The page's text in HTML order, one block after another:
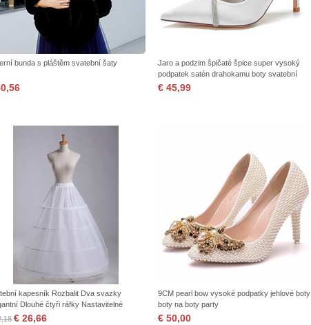
bunda s pláštěm svatební šaty
Jaro a podzim špičaté špice super vysoký
podpatek satén drahokamu boty svatební
družičky dámské boty
€ 45,99
kapesník Rozbalit Dva svazky
Dlouhé čtyři ráfky Nastavitelné
€ 26,66
9CM pearl bow vysoké podpatky jehlové boty
boty na boty party
€ 50,00